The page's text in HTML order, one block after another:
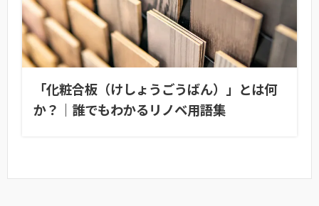
「化粧合板（けしょうごうばん）」とは何
か？｜誰でもわかるリノベ用語集